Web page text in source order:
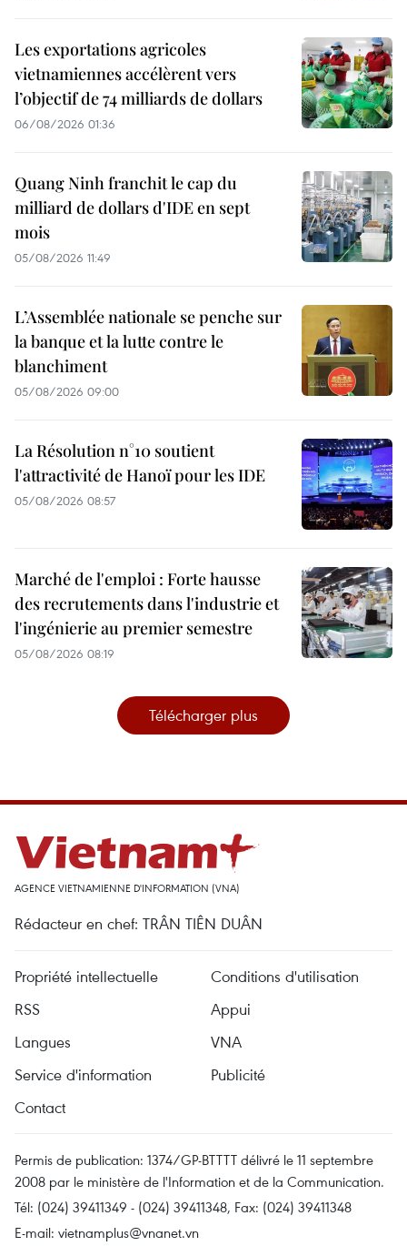
Les exportations agricoles
vietnamiennes accélèrent vers
l’objectif de 74 milliards de dollars
06/08/2026 01:36
Quang Ninh franchit le cap du
milliard de dollars d'IDE en sept
mois
05/08/2026 11:49
L’Assemblée nationale se penche sur
la banque et la lutte contre le
blanchiment
05/08/2026 09:00
La Résolution n°10 soutient
l'attractivité de Hanoï pour les IDE
05/08/2026 08:57
Marché de l'emploi : Forte hausse
des recrutements dans l'industrie et
l'ingénierie au premier semestre
05/08/2026 08:19
Télécharger plus
AGENCE VIETNAMIENNE D'INFORMATION (VNA)
Rédacteur en chef: TRÂN TIÊN DUÂN
Propriété intellectuelle
Conditions d'utilisation
RSS
Appui
Langues
VNA
Service d'information
Publicité
Contact
Permis de publication: 1374/GP-BTTTT délivré le 11 septembre
2008 par le ministère de l'Information et de la Communication.
Tél: (024) 39411349 - (024) 39411348, Fax: (024) 39411348
E-mail: vietnamplus@vnanet.vn